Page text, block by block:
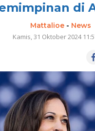
di
Mattalioe- News
Kamis, 31 Oktober 2024